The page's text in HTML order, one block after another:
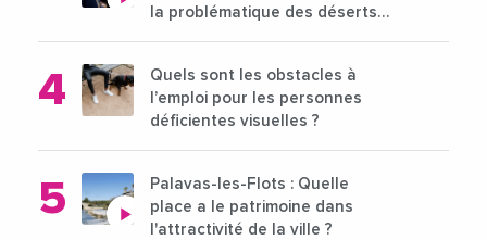
la problématique des déserts
Quels sont les obstacles à
l’emploi pour les personnes
déficientes visuelles ?
Palavas-les-Flots : Quelle
place a le patrimoine dans
l'attractivité de la ville ?